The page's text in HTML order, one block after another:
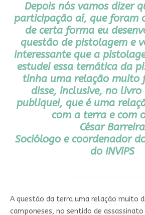
Depois nós vamos dizer
participação aí, que foram
de certa forma eu
questão de pistolagem e
interessante que a
estudei essa temática da
tinha uma relação muito
disse, inclusive, no livro
publiquei, que é uma
com a terra e com
César Barreira
Sociólogo e coordenador
do INViPS
A questão da terra uma relação muito
camponeses, no sentido de assassinato